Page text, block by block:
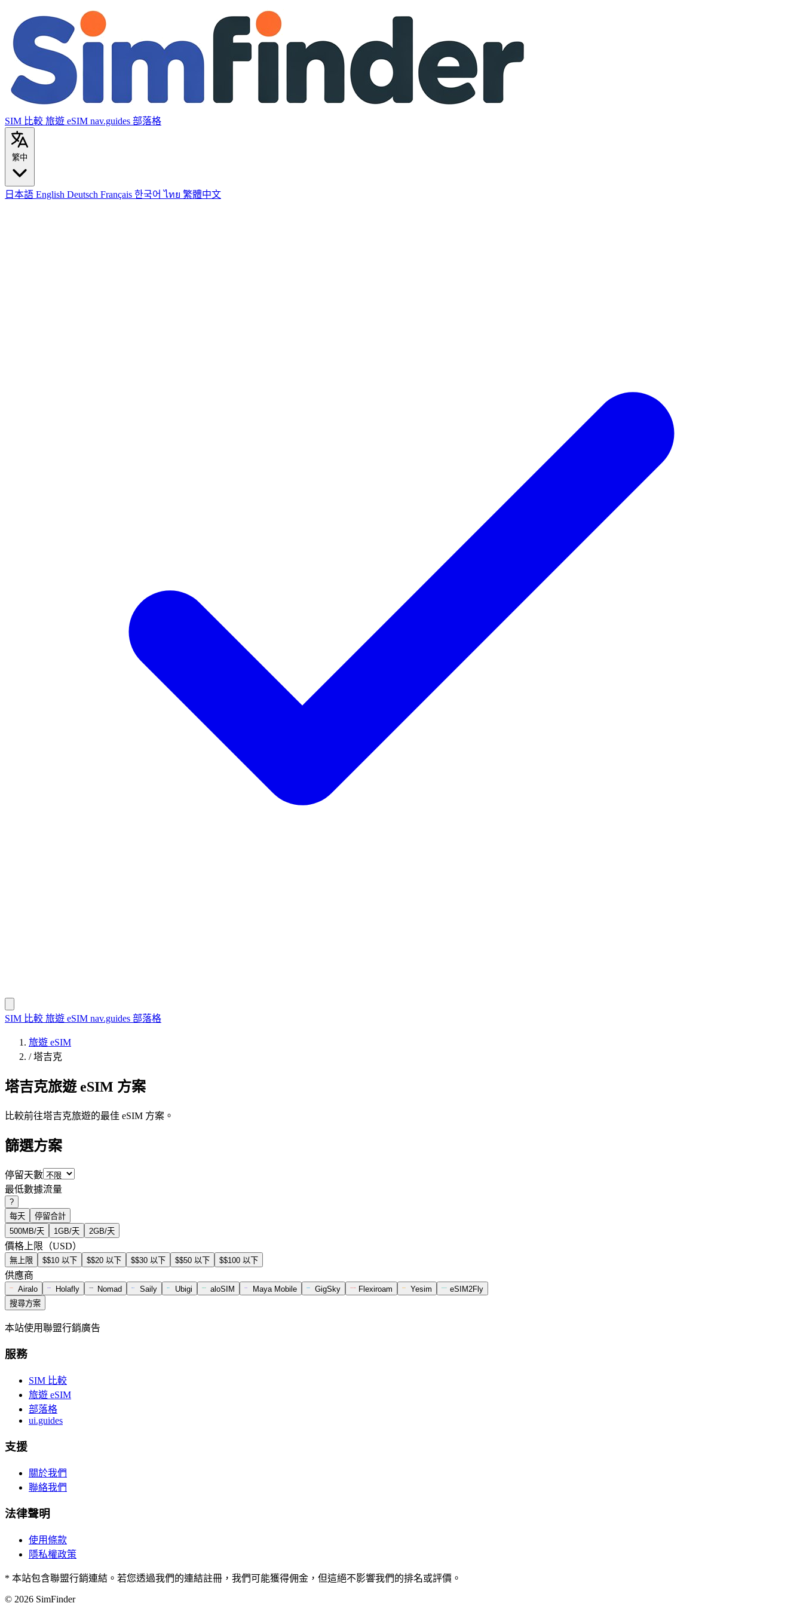
SIM 比較 旅遊 eSIM nav.guides 部落格
繁中
日本語 English Deutsch Français 한국어 ไทย 繁體中文
SIM 比較 旅遊 eSIM nav.guides 部落格
旅遊 eSIM
/ 塔吉克
塔吉克旅遊 eSIM 方案
比較前往塔吉克旅遊的最佳 eSIM 方案。
篩選方案
停留天數
最低數據流量
?
每天
停留合計
500MB/天
1GB/天 2GB/天
價格上限（USD）
無上限 $$10 以下 $$20 以下 $$30 以下 $$50 以下 $$100 以下
供應商
Airalo Holafly Nomad Saily Ubigi aloSIM Maya Mobile GigSky Flexiroam Yesim
eSIM2Fly
搜尋方案
本站使用聯盟行銷廣告
服務
SIM 比較
旅遊 eSIM
部落格
ui.guides
支援
關於我們
聯絡我們
法律聲明
使用條款
隱私權政策
* 本站包含聯盟行銷連結。若您透過我們的連結註冊，我們可能獲得佣金，但這絕不影響我們的排名或評價。
© 2026 SimFinder